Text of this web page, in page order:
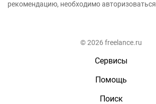
рекомендацию, необходимо авторизоваться
© 2026 freelance.ru
Сервисы
Помощь
Поиск